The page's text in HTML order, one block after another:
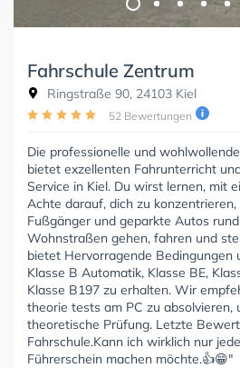
Fahrschule Zentrum
Ringstraße 90, 24103 Kiel
52 Bewertungen
Die professionelle und
bietet exzellenten Fahrunterricht
Service in Kiel. Du wirst lernen, mit
Achte darauf, dich zu
Fußgänger und geparkte Autos
Wohnstraßen gehen, fahren und
bietet Hervorragende Bedingungen
Klasse B Automatik, Klasse BE,
Klasse B197 zu erhalten. Wir
theorie tests am PC zu absolvieren,
theoretische Prüfung. Letzte
Fahrschule.Kann ich wirklich nur
Führerschein machen möchte.👍😁"